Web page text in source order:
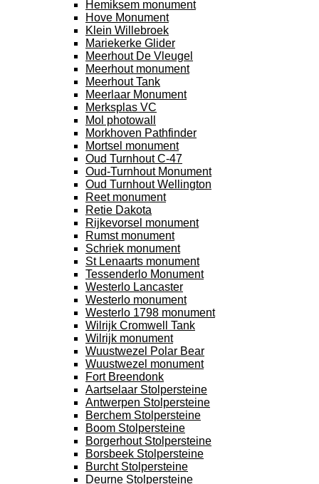
Hemiksem monument
Hove Monument
Klein Willebroek
Mariekerke Glider
Meerhout De Vleugel
Meerhout monument
Meerhout Tank
Meerlaar Monument
Merksplas VC
Mol photowall
Morkhoven Pathfinder
Mortsel monument
Oud Turnhout C-47
Oud-Turnhout Monument
Oud Turnhout Wellington
Reet monument
Retie Dakota
Rijkevorsel monument
Rumst monument
Schriek monument
St Lenaarts monument
Tessenderlo Monument
Westerlo Lancaster
Westerlo monument
Westerlo 1798 monument
Wilrijk Cromwell Tank
Wilrijk monument
Wuustwezel Polar Bear
Wuustwezel monument
Fort Breendonk
Aartselaar Stolpersteine
Antwerpen Stolpersteine
Berchem Stolpersteine
Boom Stolpersteine
Borgerhout Stolpersteine
Borsbeek Stolpersteine
Burcht Stolpersteine
Deurne Stolpersteine